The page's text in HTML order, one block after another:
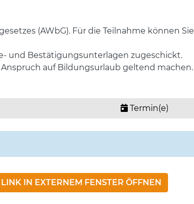
(AWbG). Für die Teilnahme können Sie
und Bestätigungsunterlagen zugeschickt.
auf Bildungsurlaub geltend machen.
Termin(e)
LINK IN EXTERNEM FENSTER ÖFFNEN